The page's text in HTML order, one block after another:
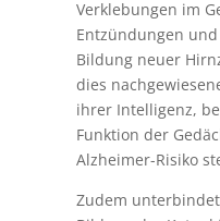
Verklebungen im
Entzündungen
Bildung neuer
dies
ihrer Intelligenz,
Funktion der
Alzheimer-Risiko
Zudem